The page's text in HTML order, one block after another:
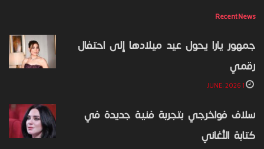
Recent News
جمهور يارا يحول عيد ميلادها إلى احتفال
رقمي
سلاف فواخرجي بتجربة فنية جديدة في
كتابة الأغاني